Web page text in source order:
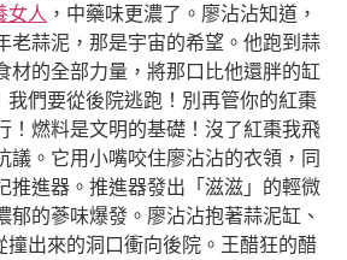
女人 ，中藥味更濃了。廖沾沾知道，
老蒜泥，那是宇宙的希望。他跑到蒜
材的全部力量，將那口比他還胖的缸
們要從後院逃跑！別再管你的紅棗
！燃料是文明的基礎！沒了紅棗我飛
議。它用小嘴咬住廖沾沾的衣領，同
推進器。推進器發出「滋滋」的輕微
郁的蔘味爆發。廖沾沾抱著蒜泥缸、
出來的洞口衝向後院。王醋狂的醋